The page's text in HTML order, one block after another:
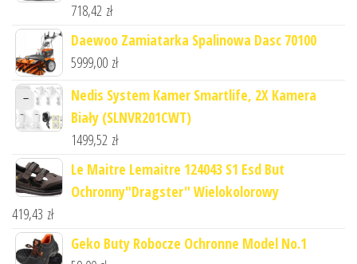
718,42 zł
Daewoo Zamiatarka Spalinowa Dasc 70100
5999,00 zł
Nedis System Kamer Smartlife, 2X Kamera
Biały (SLNVR201CWT)
1499,52 zł
Le Maitre Lemaitre 124043 S1 Esd But
Ochronny"Dragster" Wielokolorowy
419,43 zł
Geko Buty Robocze Ochronne Model No.1